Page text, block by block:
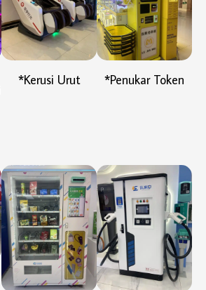
*Kerusi Urut *Penukar Token